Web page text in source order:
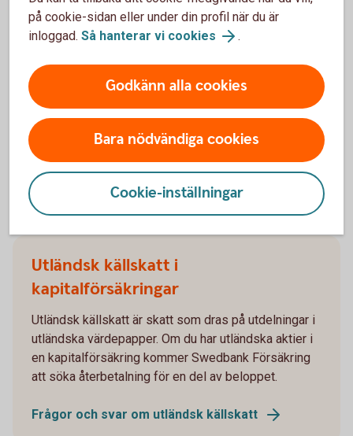
Avkastningsskatt för
I en kapitalförsäkring betalar man en årlig
avkastningsskatt, vilket gör att pengarna är skattade
och klara vid uttag.
Avkastningsskatt
Utländsk källskatt i
kapitalförsäkringar
Utländsk källskatt är skatt som dras på utdelningar i
utländska värdepapper. Om du har utländska aktier i
en kapitalförsäkring kommer Swedbank Försäkring
att söka återbetalning för en del av beloppet.
Frågor och svar om utländsk källskatt
på cookie-sidan eller under din profil när du är
inloggad. Så hanterar vi cookies .
Godkänn alla cookies
Bara nödvändiga cookies
Cookie-inställningar